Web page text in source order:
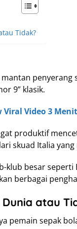
Tidak?
9” klasik.
Video 3
produktif
skuad Italia
klub besar seperti
berbagai
atau
pemain sepak